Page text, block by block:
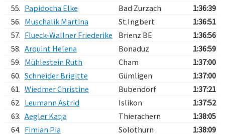
55. Papidocha Elke Bad Zurzach
1:36:39
56. Muschalik Martina St.Ingbert
1:36:51
57. Flueck-Wallner Friederike Brienz BE
1:36:56
58. Arquint Helena Bonaduz
1:36:59
59. Mühlestein Ruth Cham
1:37:00
60. Schneider Brigitte Gümligen
1:37:00
61. Wiedmer Christine Bubendorf
1:37:21
62. Leumann Astrid Islikon
1:37:52
63. Aegler Katja Thierachern
1:38:05
64. Fimian Pia Solothurn
1:38:09